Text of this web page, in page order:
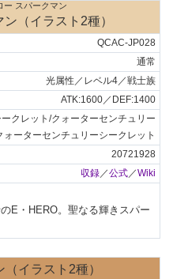
ー スパークマン
（イラスト2種）
QCAC-JP028
通常
光属性／レベル4／戦士族
ATK:1600／DEF:1400
クレット/クォーターセンチュリー
ォーターセンチュリーシークレット
20721928
収録／公式／Wiki
E・HERO。聖なる輝きスパー
イラスト2種）